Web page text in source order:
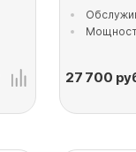
27 700